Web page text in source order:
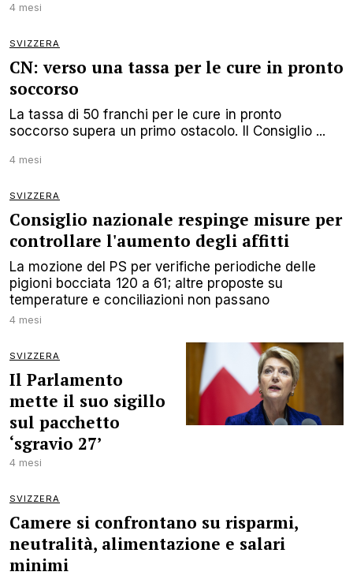
4 mesi
SVIZZERA
CN: verso una tassa per le cure in pronto
soccorso
La tassa di 50 franchi per le cure in pronto
soccorso supera un primo ostacolo. Il Consiglio ...
4 mesi
SVIZZERA
Consiglio nazionale respinge misure per
controllare l'aumento degli affitti
La mozione del PS per verifiche periodiche delle
pigioni bocciata 120 a 61; altre proposte su
temperature e conciliazioni non passano
4 mesi
SVIZZERA
Il Parlamento
mette il suo sigillo
sul pacchetto
‘sgravio 27’
4 mesi
SVIZZERA
Camere si confrontano su risparmi,
neutralità, alimentazione e salari
minimi